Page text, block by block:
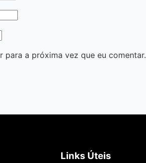
para a próxima vez que eu comentar.
Links Úteis